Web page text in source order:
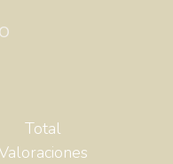
Total